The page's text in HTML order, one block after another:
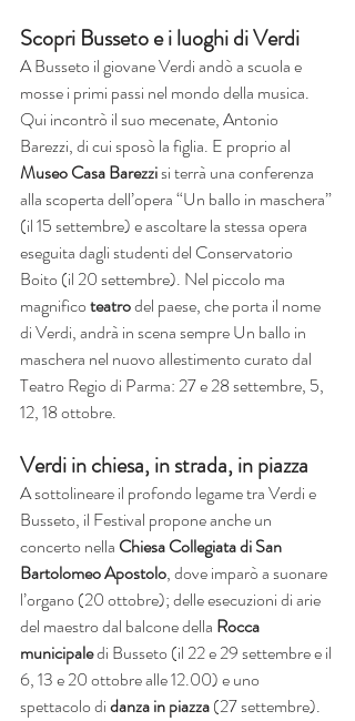
Scopri Busseto e i luoghi di Verdi
A Busseto il giovane Verdi andò a scuola e
mosse i primi passi nel mondo della musica.
Qui incontrò il suo mecenate, Antonio
Barezzi, di cui sposò la figlia. E proprio al
Museo Casa Barezzi si terrà una conferenza
alla scoperta dell’opera “Un ballo in maschera”
(il 15 settembre) e ascoltare la stessa opera
eseguita dagli studenti del Conservatorio
Boito (il 20 settembre). Nel piccolo ma
magnifico teatro del paese, che porta il nome
di Verdi, andrà in scena sempre Un ballo in
maschera nel nuovo allestimento curato dal
Teatro Regio di Parma: 27 e 28 settembre, 5,
12, 18 ottobre.
Verdi in chiesa, in strada, in piazza
A sottolineare il profondo legame tra Verdi e
Busseto, il Festival propone anche un
concerto nella Chiesa Collegiata di San
Bartolomeo Apostolo, dove imparò a suonare
l’organo (20 ottobre); delle esecuzioni di arie
del maestro dal balcone della Rocca
municipale di Busseto (il 22 e 29 settembre e il
6, 13 e 20 ottobre alle 12.00) e uno
spettacolo di danza in piazza (27 settembre).